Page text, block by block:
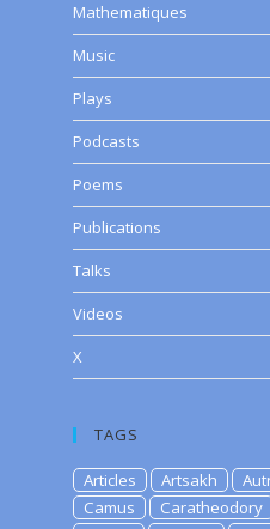
Mathematiques
Music
Plays
Podcasts
Poems
Publications
Talks
Videos
X
TAGS
Articles Artsakh
Camus
Caratheodory